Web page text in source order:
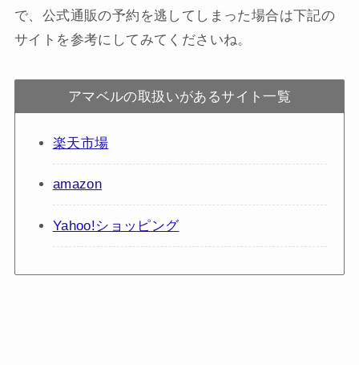
で、公式通販の予約を逃してしまった場合は下記の
サイトを参考にしてみてくださいね。
アマベルの取扱いがあるサイト一覧
楽天市場
amazon
Yahoo!ショッピング